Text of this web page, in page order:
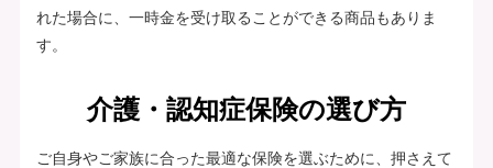
れた場合に、一時金を受け取ることができる商品もありま
す。
介護・認知症保険の選び方
ご自身やご家族に合った最適な保険を選ぶために、押さえて